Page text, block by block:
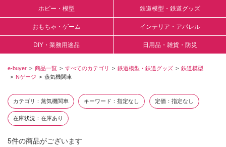
ホビー・模型 鉄道模型・鉄道グッズ
おもちゃ・ゲーム インテリア・アパレル
DIY・業務用途品 日用品・雑貨・防災
e-buyer 商品一覧 すべてのカテゴリ 鉄道模型・鉄道グッズ
鉄道模型
Nゲージ
蒸気機関車
カテゴリ 蒸気機関車 キーワード 指定なし 定価 指定なし
在庫状況 在庫あり
5件の商品がございます